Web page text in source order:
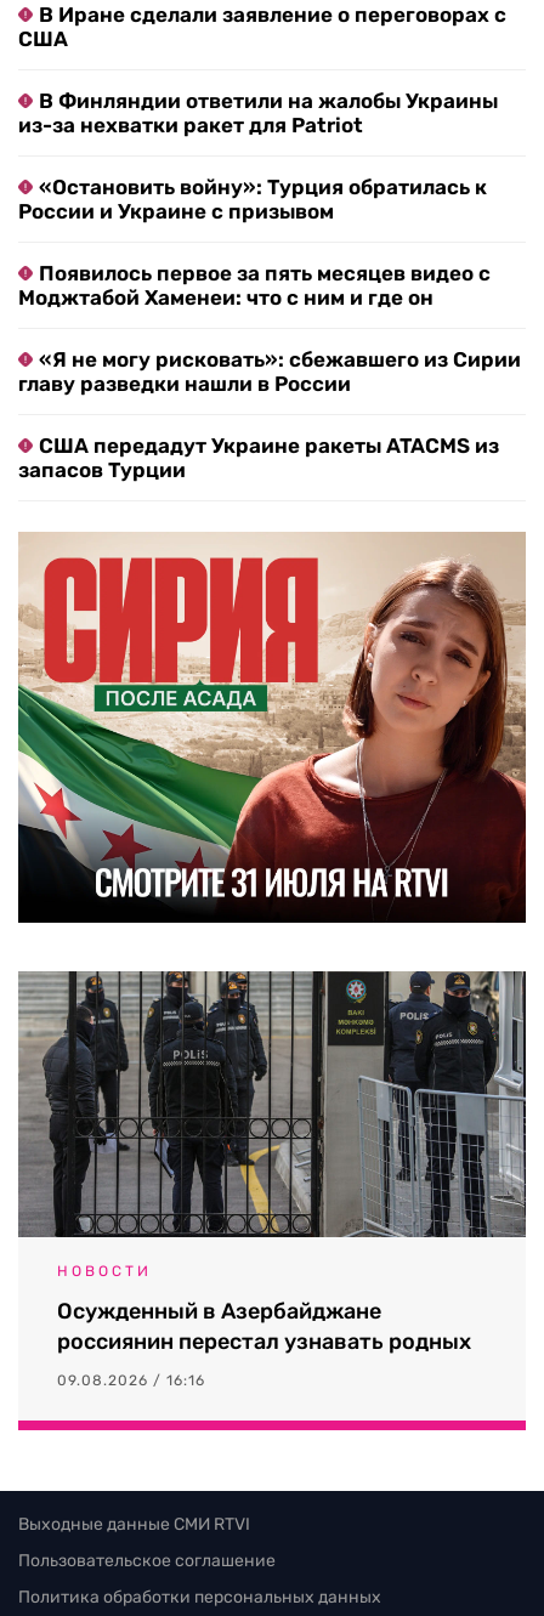
В Иране сделали заявление о переговорах с
США
В Финляндии ответили на жалобы Украины
из-за нехватки ракет для Patriot
«Остановить войну»: Турция обратилась к
России и Украине с призывом
Появилось первое за пять месяцев видео с
Моджтабой Хаменеи: что с ним и где он
«Я не могу рисковать»: сбежавшего из Сирии
главу разведки нашли в России
США передадут Украине ракеты ATACMS из
запасов Турции
НОВОСТИ
Осужденный в Азербайджане
россиянин перестал узнавать родных
09.08.2026 / 16:16
Выходные данные СМИ RTVI
Пользовательское соглашение
Политика обработки персональных данных